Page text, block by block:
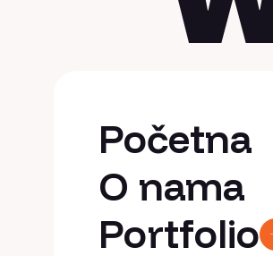
Početna
Početna
O nama
O nama
Portfolio